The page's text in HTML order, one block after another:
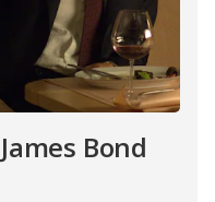
Bond